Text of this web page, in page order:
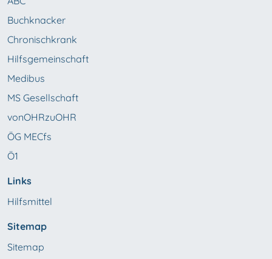
Buchknacker
Chronischkrank
Hilfsgemeinschaft
Medibus
MS Gesellschaft
vonOHRzuOHR
ÖG MECfs
Ö1
Links
Hilfsmittel
Sitemap
Sitemap